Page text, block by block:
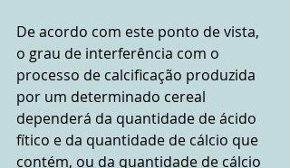
De acordo com este ponto de vista,
o grau de interferência com o
processo de calcificação produzida
por um determinado cereal
dependerá da quantidade de ácido
fítico e da quantidade de cálcio que
contém, ou da quantidade de cálcio